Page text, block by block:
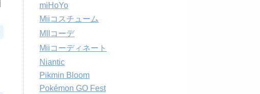
miHoYo
Miiコスチューム
MIIコーデ
Miiコーディネート
Niantic
Pikmin Bloom
Pokémon GO Fest